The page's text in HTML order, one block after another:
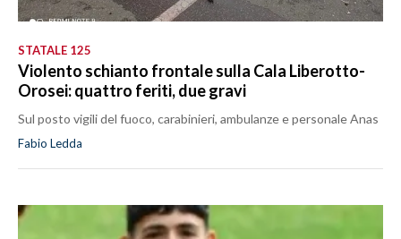
STATALE 125
Violento schianto frontale sulla Cala Liberotto-
Orosei: quattro feriti, due gravi
Sul posto vigili del fuoco, carabinieri, ambulanze e personale Anas
Fabio Ledda